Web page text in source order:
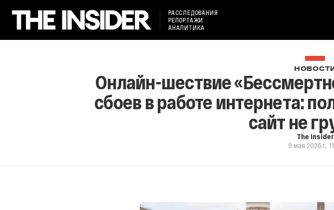
РАССЛЕДОВАНИЯ
РЕПОРТАЖИ
АНАЛИТИКА
НОВОСТИ
Онлайн-шествие
сбоев в работе интернета:
сайт не
The Insider
9 мая 2026 г.,